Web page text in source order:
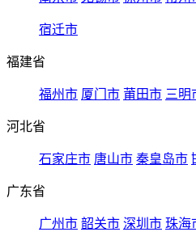
宿迁市
福建省
福州市 厦门市 莆田市 三明
河北省
石家庄市 唐山市 秦皇岛市
广东省
广州市 韶关市 深圳市 珠海